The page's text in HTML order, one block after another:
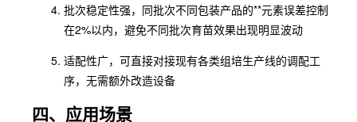
批次稳定性强，同批次不同包装产品的**元素误差控制
在2%以内，避免不同批次育苗效果出现明显波动
适配性广，可直接对接现有各类组培生产线的调配工
序，无需额外改造设备
四、应用场景